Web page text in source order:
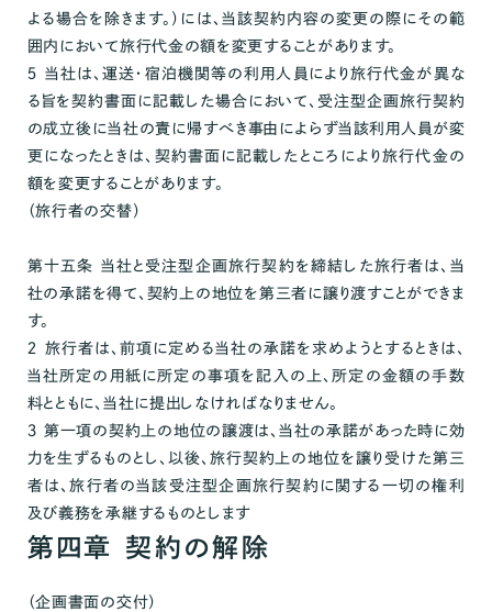
よる場合を除きます。）には、当該契約内容の変更の際にその範
囲内において旅行代金の額を変更することがあります。
５ 当社は、運送・宿泊機関等の利用人員により旅行代金が異な
る旨を契約書面に記載した場合において、受注型企画旅行契約
の成立後に当社の責に帰すべき事由によらず当該利用人員が変
更になったときは、契約書面に記載したところにより旅行代金の
額を変更することがあります。
（旅行者の交替）
第十五条 当社と受注型企画旅行契約を締結した旅行者は、当
社の承諾を得て、契約上の地位を第三者に譲り渡すことができま
す。
２ 旅行者は、前項に定める当社の承諾を求めようとするときは、
当社所定の用紙に所定の事項を記入の上、所定の金額の手数
料とともに、当社に提出しなければなりません。
３ 第一項の契約上の地位の譲渡は、当社の承諾があった時に効
力を生ずるものとし、以後、旅行契約上の地位を譲り受けた第三
者は、旅行者の当該受注型企画旅行契約に関する一切の権利
及び義務を承継するものとします
第四章 契約の解除
（企画書面の交付）